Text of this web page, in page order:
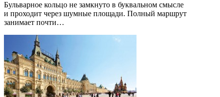
Бульварное кольцо не замкнуто в буквальном смысле
и проходит через шумные площади. Полный маршрут
занимает почти…